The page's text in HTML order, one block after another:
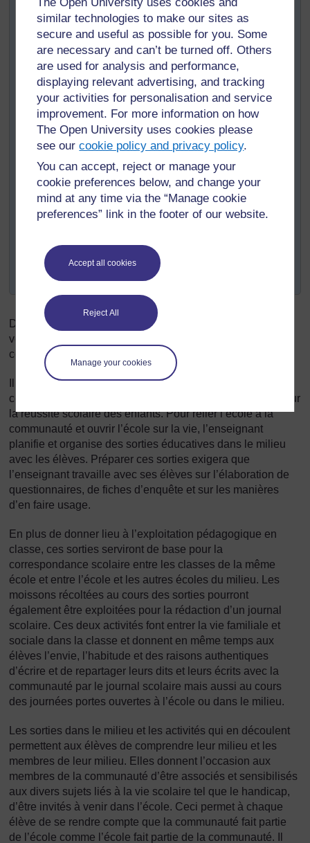
similar technologies to make our sites as
secure and useful as possible for you. Some
are necessary and can’t be turned off. Others
are used for analysis and performance,
displaying relevant advertising, and tracking
your activities for personalisation and service
improvement. For more information on how
The Open University uses cookies please
see ourcookie policy and privacy policy.
You can accept, reject or manage your
cookie preferences below, and change your
mind at any time via the “Manage cookie
preferences” link in the footer of our website.
Accept all cookies
Reject All
Manage your cookies
réaliser ? Pensez aux acteurs qui pourraient vous
aider à réaliser ces objectifs. Quels sont-ils ?
Pour chaque objectif que vous avez fixé, faites la
liste des avantages et des défis ainsi que les
moyens de relever ces défis ?
Pour d’autres objectifs et des solutions possibles,
téléchargez le «Récapitulatif des ressources
TESSA du Togo». Ouvrez le document en Word
sur le bureau de votre ordinateur et faites une
recherche sur le mot « communauté » en cliquant
sur « Éditer » dans le menu barre en haut de votre
écran, puis « Trouver » dans le menu qui se
déroule et tapez « communauté » dans la fenêtre
Vous pouvez, si vous le souhaitez, formuler vos
réponses sous forme de tableau et en discuter avec des
collègues de votre et d’autres établissements.
Dans le chapitre « Un soutien approprié pour tous
vous trouverez d’autres idées sur la manière dont la
communauté peut apporter un soutien dans la classe.
Il est important que les enseignants aident les élèves et la
communauté à comprendre leur nécessaire interaction pour
la réussite scolaire des enfants. Pour relier l’école à la
communauté et ouvrir l’école sur la vie, l’enseignant
planifie et organise des sorties éducatives dans le milieu
avec les élèves. Préparer ces sorties exigera que
l’enseignant travaille avec ses élèves sur l’élaboration de
questionnaires, de fiches d’enquête et sur les manières
d’en faire usage.
En plus de donner lieu à l’exploitation pédagogique en
classe, ces sorties serviront de base pour la
correspondance scolaire entre les classes de la même
école et entre l’école et les autres écoles du milieu. Les
moissons récoltées au cours des sorties pourront
également être exploitées pour la rédaction d’un journal
scolaire. Ces deux activités font entrer la vie familiale et
sociale dans la classe et donnent en même temps aux
élèves l’envie, l’habitude et des raisons authentiques
d’écrire et de repartager leurs dits et leurs écrits avec la
communauté par le journal scolaire mais aussi au cours
des journées portes ouvertes à l’école ou dans le milieu.
Les sorties dans le milieu et les activités qui en découlent
permettent aux élèves de comprendre leur milieu et les
membres de leur milieu. Elles donnent l’occasion aux
membres de la communauté d’être associés et sensibilisés
aux divers sujets liés à la vie scolaire tel que le handicap,
d’être invités à venir dans l’école. Ceci permet à chaque
élève de se rendre compte que la communauté fait partie
de l’école comme l’école fait partie de la communauté. Il